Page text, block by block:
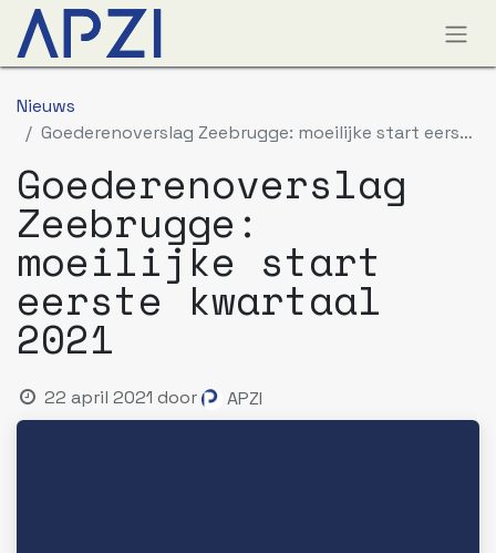
Nieuws
Goederenoverslag Zeebrugge: moeilijke start eerste kwartaal 2021
Goederenoverslag
Zeebrugge:
moeilijke start
eerste kwartaal
2021
22 april 2021 door APZI